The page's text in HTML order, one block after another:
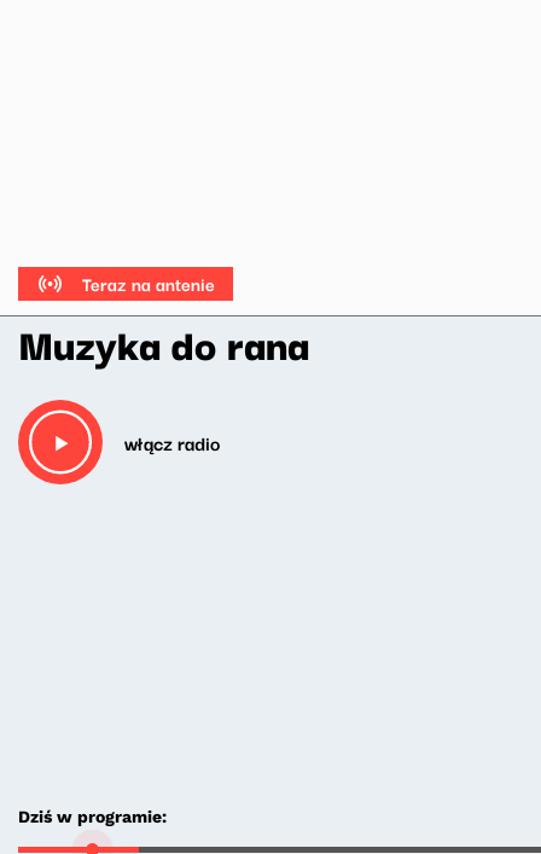
Teraz na antenie
Muzyka do rana
włącz radio
Dziś w programie: